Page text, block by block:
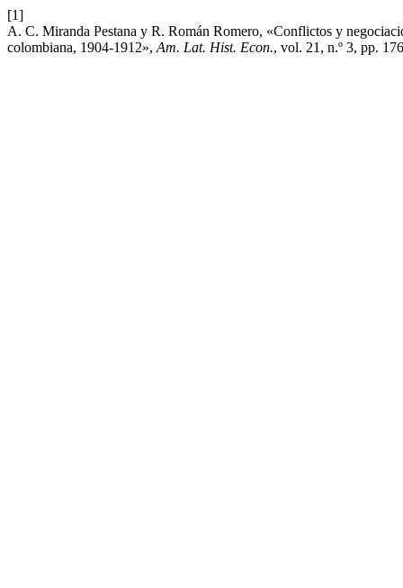
[1]
A. C. Miranda Pestana y R. Román Romero, «Conflictos y
colombiana, 1904-1912», Am. Lat. Hist. Econ., vol. 21, n.º 3, pp.